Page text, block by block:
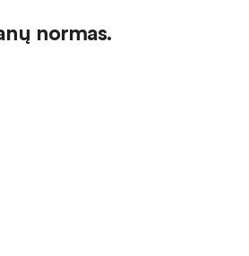
normas.